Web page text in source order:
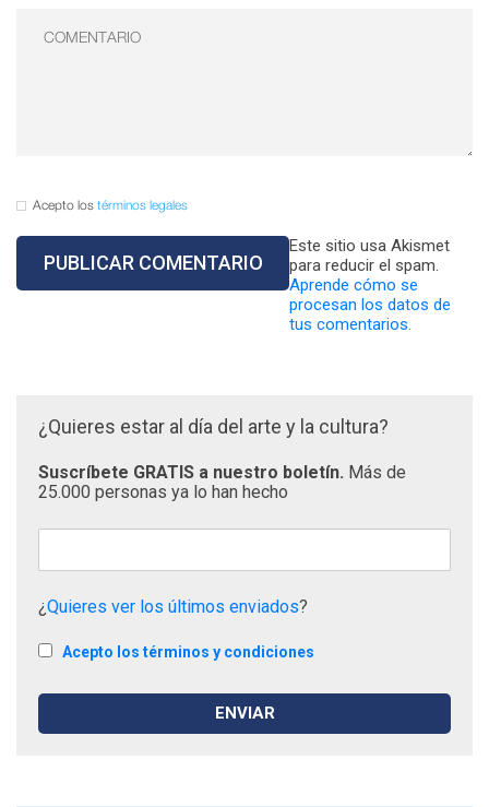
Acepto los términos legales
Este sitio usa Akismet
para reducir el spam.
Aprende cómo se
procesan los datos de
tus comentarios.
¿Quieres estar al día del arte y la cultura?
Suscríbete GRATIS a nuestro boletín. Más de
25.000 personas ya lo han hecho
¿Quieres ver los últimos enviados?
Acepto los términos y condiciones